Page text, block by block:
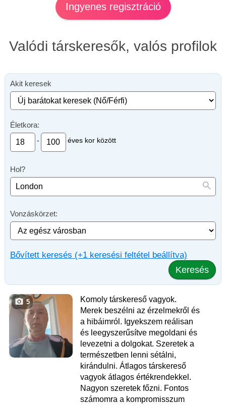
Ingyenes regisztráció
Valódi társkeresők, valós profilok
Akit keresek
Életkora:
- éves kor között
Hol?
Vonzáskörzet:
Bővített keresés (+1 keresési feltétel beállítva)
Keresés
5
Komoly társkereső vagyok.
Merek beszélni az érzelmekről és
a hibáimról. Igyekszem reálisan
és leegyszerűsítve megoldani és
levezetni a dolgokat. Szeretek a
természetben lenni sétálni,
kirándulni. Átlagos társkereső
vagyok átlagos értékrendekkel.
Nagyon szeretek főzni. Fontos
számomra a kompromisszum